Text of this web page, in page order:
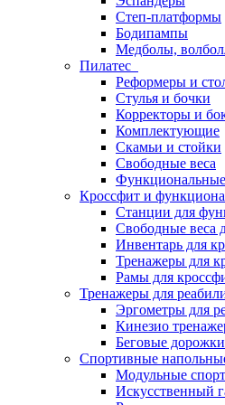
Степ-платформы
Бодипампы
Медболы,
Пилатес
Реформеры и
Стулья и бочки
Корректоры и
Комплектующие
Скамьи и стойки
Свободные веса
Кроссфит и
Станции для
Свободные веса
Инвентарь для
Тренажеры для
Рамы для
Тренажеры для
Эргометры для
Кинезио
Беговые
Спортивные
Модульные
Искусственный